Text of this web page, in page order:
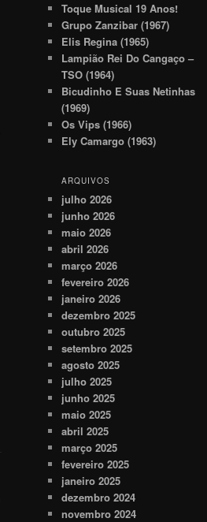
Toque Musical 19 Anos!
Grupo Zanzibar (1967)
Elis Regina (1965)
Lampião Rei Do Cangaço –
TSO (1964)
Bicudinho E Suas Netinhas
(1969)
Os Vips (1966)
Ely Camargo (1963)
ARQUIVOS
julho 2026
junho 2026
maio 2026
abril 2026
março 2026
fevereiro 2026
janeiro 2026
dezembro 2025
outubro 2025
setembro 2025
agosto 2025
julho 2025
junho 2025
maio 2025
abril 2025
março 2025
fevereiro 2025
janeiro 2025
dezembro 2024
novembro 2024